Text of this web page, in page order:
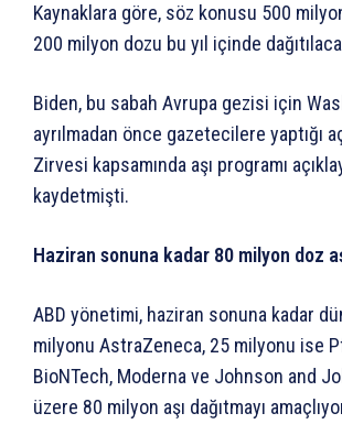
Kaynaklara göre, söz konusu 500
200 milyon dozu bu yıl içinde
Biden, bu sabah Avrupa gezisi için
ayrılmadan önce gazetecilere yaptığı
Zirvesi kapsamında aşı programı
kaydetmişti.
Haziran sonuna kadar 80 milyon doz
ABD yönetimi, haziran sonuna kadar
milyonu AstraZeneca, 25 milyonu ise
BioNTech, Moderna ve Johnson and
üzere 80 milyon aşı dağıtmayı